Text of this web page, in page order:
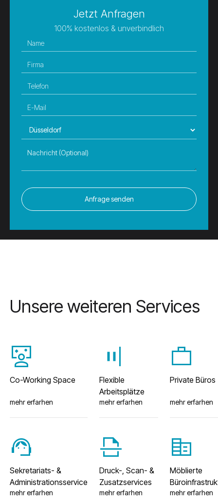
Jetzt Anfragen
100% kostenlos & unverbindlich
Unsere weiteren Services
interactive_space
Co-Working Space
mehr erfarhen
align_justify_flex_end
Flexible
Arbeitsplätze
mehr erfarhen
work
Private Büros
mehr erfarhen
support_agent
Sekretariats- &
Administrationsservice
mehr erfarhen
scan
Druck-, Scan- &
Zusatzservices
mehr erfarhen
corporate_fare
Möblierte
mehr erfarhen